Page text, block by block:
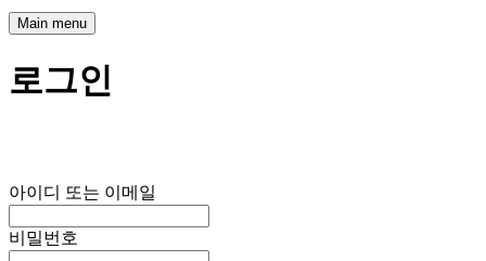
Main menu
로그인
아이디 또는 이메일
비밀번호